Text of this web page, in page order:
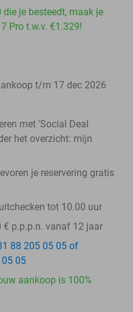
je besteedt, maak je
Pro t.w.v. €1.329!
t/m 17 dec 2026
met 'Social Deal
het overzicht: mijn
je reservering gratis
tot 10.00 uur
€ p.p.p.n. vanaf 12 jaar
88 205 05 05 of
05
aankoop is 100%